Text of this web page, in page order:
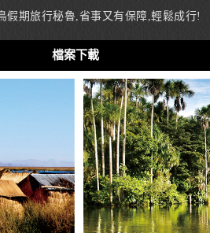
假期旅行秘魯,省事又有保障,輕鬆成行!
檔案下載